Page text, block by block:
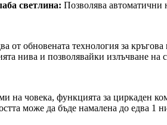
светлина: Позволява автоматични
от обновената технология за
нива и позволявайки излъчване на
на човека, функцията за циркаден
може да бъде намалена до